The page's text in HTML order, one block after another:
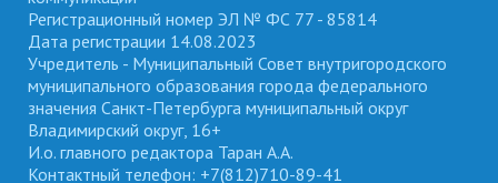
Регистрационный номер ЭЛ № ФС 77 - 85814
Дата регистрации 14.08.2023
Учредитель - Муниципальный Совет внутригородского
муниципального образования города федерального
значения Санкт-Петербурга муниципальный округ
Владимирский округ, 16+
И.о. главного редактора Таран А.А.
Контактный телефон: +7(812)710-89-41